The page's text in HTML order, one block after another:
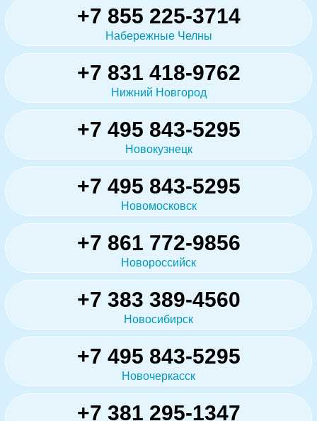
+7 855 225-3714
Набережные Челны
+7 831 418-9762
Нижний Новгород
+7 495 843-5295
Новокузнецк
+7 495 843-5295
Новомосковск
+7 861 772-9856
Новороссийск
+7 383 389-4560
Новосибирск
+7 495 843-5295
Новочеркасск
+7 381 295-1347